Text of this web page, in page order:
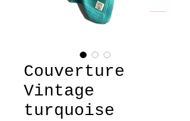
Couverture
Vintage
turquoise